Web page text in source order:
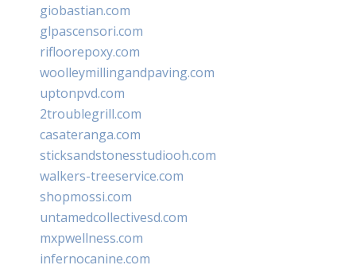
giobastian.com
glpascensori.com
rifloorepoxy.com
woolleymillingandpaving.com
uptonpvd.com
2troublegrill.com
casateranga.com
sticksandstonesstudiooh.com
walkers-treeservice.com
shopmossi.com
untamedcollectivesd.com
mxpwellness.com
infernocanine.com